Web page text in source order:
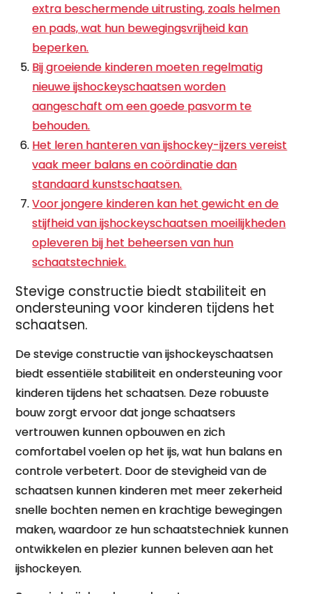
extra beschermende uitrusting, zoals helmen
en pads, wat hun bewegingsvrijheid kan
beperken.
Bij groeiende kinderen moeten regelmatig
nieuwe ijshockeyschaatsen worden
aangeschaft om een goede pasvorm te
behouden.
Het leren hanteren van ijshockey-ijzers vereist
vaak meer balans en coördinatie dan
standaard kunstschaatsen.
Voor jongere kinderen kan het gewicht en de
stijfheid van ijshockeyschaatsen moeilijkheden
opleveren bij het beheersen van hun
schaatstechniek.
Stevige constructie biedt stabiliteit en
ondersteuning voor kinderen tijdens het
schaatsen.
De stevige constructie van ijshockeyschaatsen
biedt essentiële stabiliteit en ondersteuning voor
kinderen tijdens het schaatsen. Deze robuuste
bouw zorgt ervoor dat jonge schaatsers
vertrouwen kunnen opbouwen en zich
comfortabel voelen op het ijs, wat hun balans en
controle verbetert. Door de stevigheid van de
schaatsen kunnen kinderen met meer zekerheid
snelle bochten nemen en krachtige bewegingen
maken, waardoor ze hun schaatstechniek kunnen
ontwikkelen en plezier kunnen beleven aan het
ijshockeyen.